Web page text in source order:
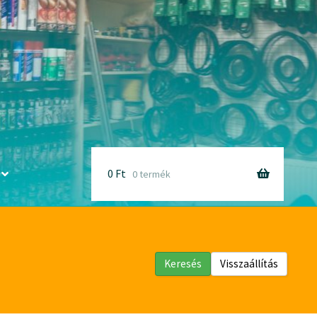
0 Ft 0 termék
Keresés Visszaállítás